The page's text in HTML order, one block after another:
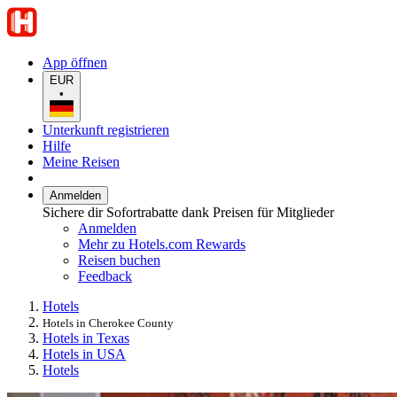
App öffnen
EUR
•
Unterkunft registrieren
Hilfe
Meine Reisen
Anmelden
Sichere dir Sofortrabatte dank Preisen für Mitglieder
Anmelden
Mehr zu Hotels.com Rewards
Reisen buchen
Feedback
Hotels
Hotels in Cherokee County
Hotels in Texas
Hotels in USA
Hotels